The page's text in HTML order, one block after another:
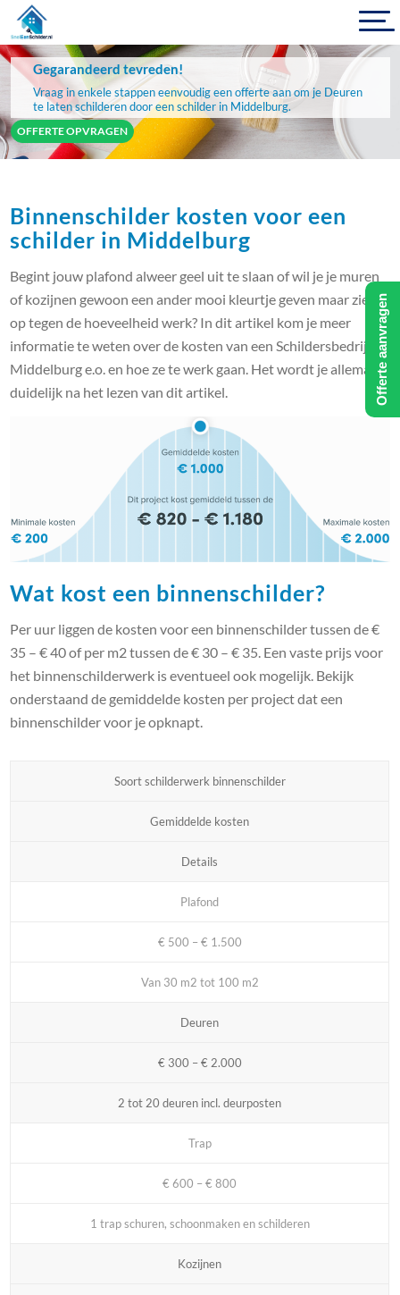
Gegarandeerd tevreden!
Vraag in enkele stappen eenvoudig een offerte aan om je Deuren
te laten schilderen door een schilder in Middelburg.
OFFERTE OPVRAGEN
Binnenschilder kosten voor een
schilder in Middelburg
Begint jouw plafond alweer geel uit te slaan of wil je je muren
of kozijnen gewoon een ander mooi kleurtje geven maar zie je
op tegen de hoeveelheid werk? In dit artikel kom je meer
informatie te weten over de kosten van een Schildersbedrijf in
Middelburg e.o. en hoe ze te werk gaan. Het wordt je allemaal
duidelijk na het lezen van dit artikel.
Wat kost een binnenschilder?
Per uur liggen de kosten voor een binnenschilder tussen de €
35 – € 40 of per m2 tussen de € 30 – € 35. Een vaste prijs voor
het binnenschilderwerk is eventueel ook mogelijk. Bekijk
onderstaand de gemiddelde kosten per project dat een
binnenschilder voor je opknapt.
Soort schilderwerk binnenschilder
Gemiddelde kosten
Details
Plafond
€ 500 – € 1.500
Van 30 m2 tot 100 m2
Deuren
€ 300 – € 2.000
2 tot 20 deuren incl. deurposten
Trap
€ 600 – € 800
1 trap schuren, schoonmaken en schilderen
Kozijnen
Offerte aanvragen